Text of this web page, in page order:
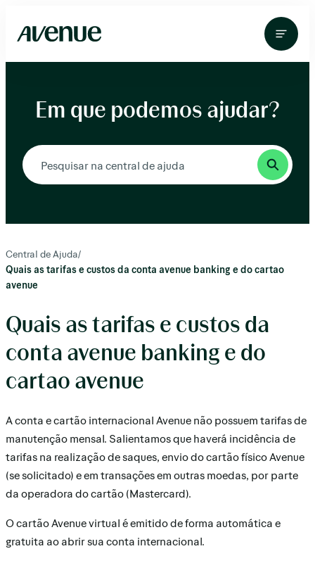
para
conteúdo
Em que podemos ajudar?
Central de Ajuda/
Quais as tarifas e custos da conta avenue banking e do cartao
avenue
Quais as tarifas e custos da
conta avenue banking e do
cartao avenue
A conta e cartão internacional Avenue não possuem tarifas de
manutenção mensal. Salientamos que haverá incidência de
tarifas na realização de saques, envio do cartão físico Avenue
(se solicitado) e em transações em outras moedas, por parte
da operadora do cartão (Mastercard).
O cartão Avenue virtual é emitido de forma automática e
gratuita ao abrir sua conta internacional.